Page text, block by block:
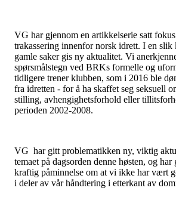
VG har gjennom en artikkelserie satt
trakassering innenfor norsk idrett. I en slik
gamle saker gis ny aktualitet. Vi
spørsmålstegn ved BRKs formelle og
tidligere trener klubben, som i 2016 ble
fra idretten - for å ha skaffet seg seksuell
stilling, avhengighetsforhold eller
perioden 2002-2008.
VG har gitt problematikken ny, viktig
temaet på dagsorden denne høsten, og
kraftig påminnelse om at vi ikke har vært
i deler av vår håndtering i etterkant av